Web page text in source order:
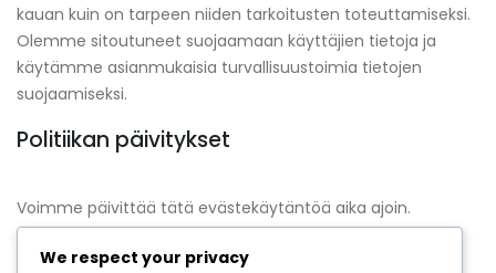
kauan kuin on tarpeen niiden tarkoitusten toteuttamiseksi.
Olemme sitoutuneet suojaamaan käyttäjien tietoja ja
käytämme asianmukaisia turvallisuustoimia tietojen
suojaamiseksi.
Politiikan päivitykset
Voimme päivittää tätä evästekäytäntöä aika ajoin.
Suosittelemme tarkistamaan tämän sivun säännöllisesti
saadaksesi tietoa mahdollisista muutoksista.
We respect your privacy